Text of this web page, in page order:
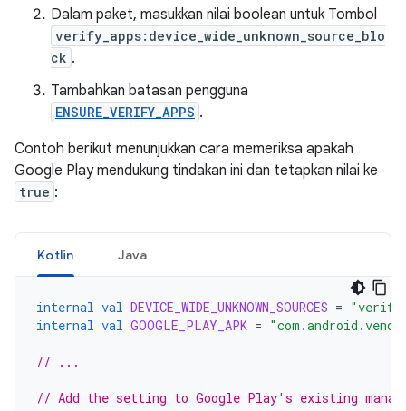
Dalam paket, masukkan nilai boolean untuk Tombol
verify_apps:device_wide_unknown_source_blo
ck .
Tambahkan batasan pengguna
ENSURE_VERIFY_APPS .
Contoh berikut menunjukkan cara memeriksa apakah
Google Play mendukung tindakan ini dan tetapkan nilai ke
true :
Kotlin Java
internal val DEVICE_WIDE_UNKNOWN_SOURCES =
internal val GOOGLE_PLAY_APK =
// ...
// Add the setting to Google Play's existing